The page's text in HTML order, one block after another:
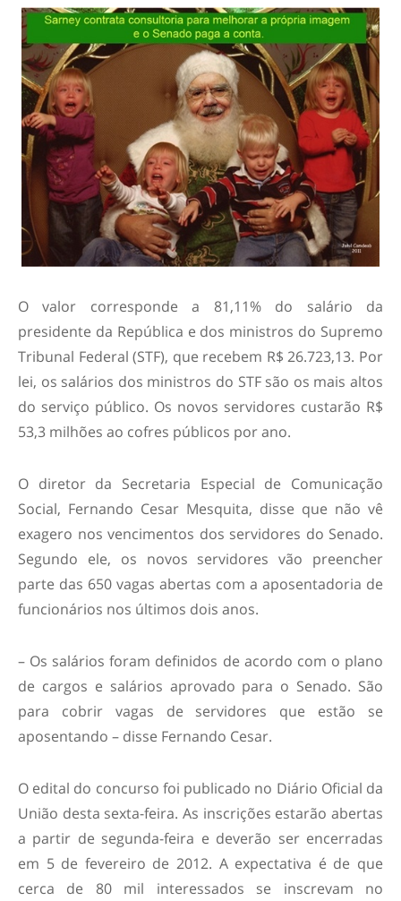
O valor corresponde a 81,11% do salário da
presidente da República e dos ministros do Supremo
Tribunal Federal (STF), que recebem R$ 26.723,13. Por
lei, os salários dos ministros do STF são os mais altos
do serviço público. Os novos servidores custarão R$
53,3 milhões ao cofres públicos por ano.
O diretor da Secretaria Especial de Comunicação
Social, Fernando Cesar Mesquita, disse que não vê
exagero nos vencimentos dos servidores do Senado.
Segundo ele, os novos servidores vão preencher
parte das 650 vagas abertas com a aposentadoria de
funcionários nos últimos dois anos.
– Os salários foram definidos de acordo com o plano
de cargos e salários aprovado para o Senado. São
para cobrir vagas de servidores que estão se
aposentando – disse Fernando Cesar.
O edital do concurso foi publicado no Diário Oficial da
União desta sexta-feira. As inscrições estarão abertas
a partir de segunda-feira e deverão ser encerradas
em 5 de fevereiro de 2012. A expectativa é de que
cerca de 80 mil interessados se inscrevam no